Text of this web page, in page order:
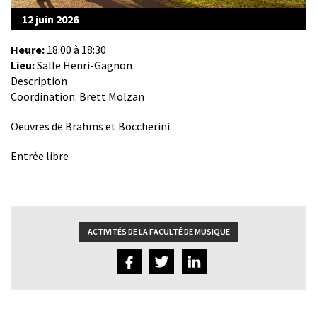
12 juin 2026
Heure: 18:00 à 18:30
Lieu:Salle Henri-Gagnon
Description
Coordination: Brett Molzan
Oeuvres de Brahms et Boccherini
Entrée libre
ACTIVITÉS DE LA FACULTÉ DE MUSIQUE